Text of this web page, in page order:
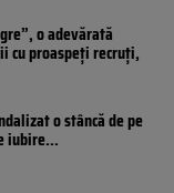
o adevărată
cu proaspeți recruți,
o stâncă de pe
iubire...